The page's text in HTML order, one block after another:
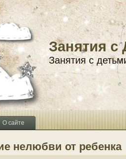
Занятия с
Занятия с
О сайте
нелюбви от ребенка